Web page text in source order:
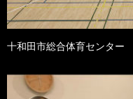
十和田市総合体育センター